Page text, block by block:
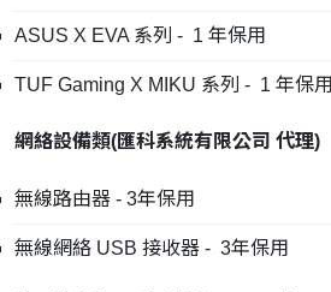
ASUS X EVA 系列 - 1 年保用
TUF Gaming X MIKU 系列 - 1 年保用
網絡設備類(匯科系統有限公司 代理)
無線路由器 - 3年保用
無線網絡 USB 接收器 - 3年保用